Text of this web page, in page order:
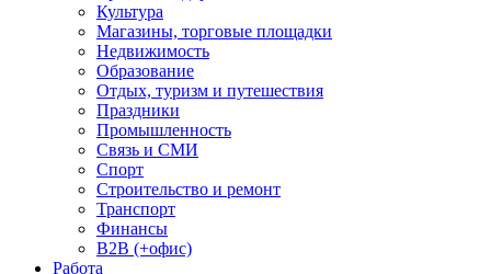
Культура
Магазины, торговые площадки
Недвижимость
Образование
Отдых, туризм и путешествия
Праздники
Промышленность
Связь и СМИ
Спорт
Строительство и ремонт
Транспорт
Финансы
B2B (+офис)
Работа